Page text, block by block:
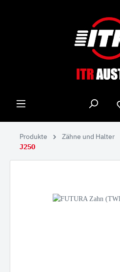
Produkte Zähne und Halter
J250